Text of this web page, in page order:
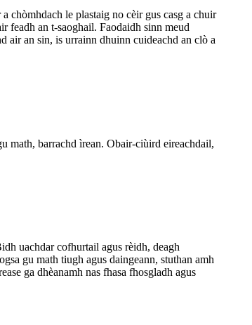
chòmhdach le plastaig no cèir gus casg a chuir
feadh an t-saoghail. Faodaidh sinn meud
air an sin, is urrainn dhuinn cuideachd an clò a
math, barrachd ìrean. Obair-ciùird eireachdail,
uachdar cofhurtail agus rèidh, deagh
gu math tiugh agus daingeann, stuthan amh
ga dhèanamh nas fhasa fhosgladh agus